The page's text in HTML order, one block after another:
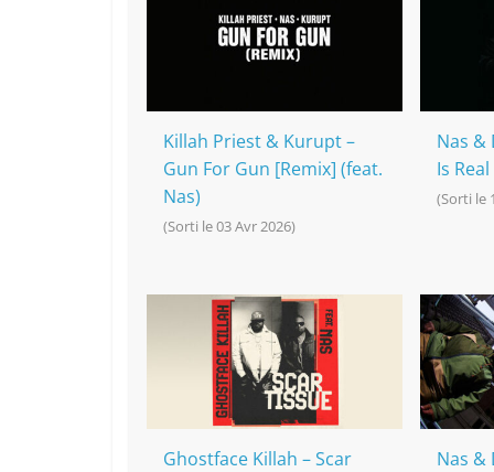
o at p
Killah Priest & Kurupt –
Gun For Gun [Remix] (feat.
Nas)
(Sorti le 03 Avr 2026)
Nas &
Is Real
(Sorti le
Ghostface Killah – Scar
Nas &